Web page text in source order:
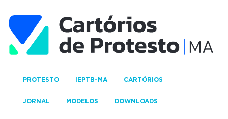
PROTESTO IEPTB-MA CARTÓRIOS
JORNAL MODELOS DOWNLOADS